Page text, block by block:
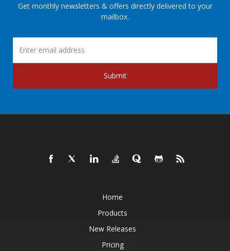
Get monthly newsletters & offers directly delivered to your
mailbox.
Submit
Home
Products
New Releases
Pricing